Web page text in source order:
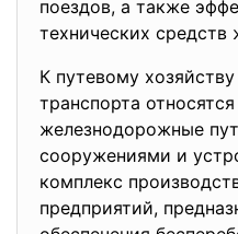
поездов, а также
технических средств
К путевому
транспорта
железнодорожные
сооружениями и
комплекс
предприятий,